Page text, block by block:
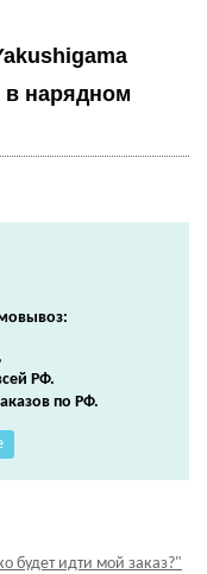
в нарядном
РФ.
по РФ.
будет идти мой заказ?"